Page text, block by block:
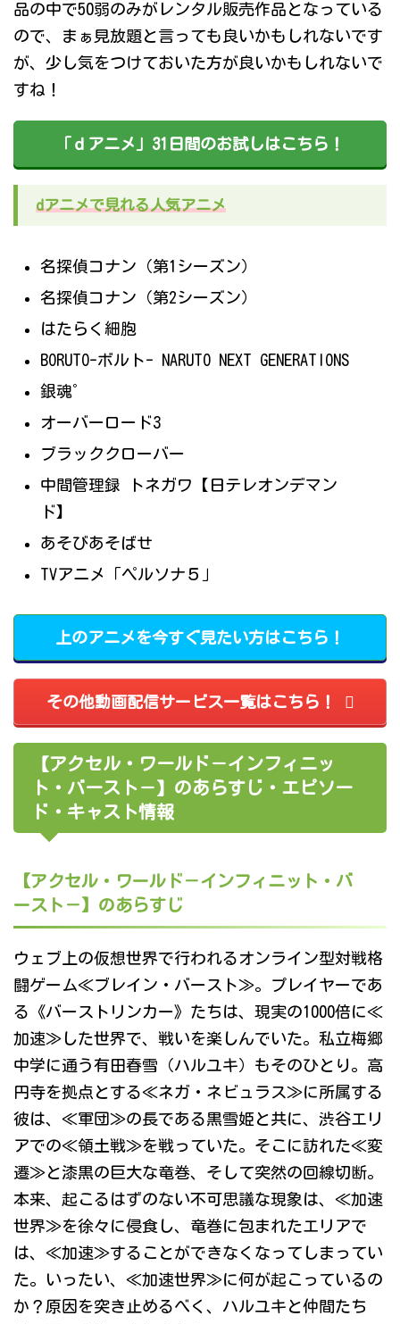
品の中で50弱のみがレンタル販売作品となっている
ので、まぁ見放題と言っても良いかもしれないです
が、少し気をつけておいた方が良いかもしれないで
すね！
「ｄアニメ」31日間のお試しはこちら！
dアニメで見れる人気アニメ
名探偵コナン（第1シーズン）
名探偵コナン（第2シーズン）
はたらく細胞
BORUTO-ボルト- NARUTO NEXT GENERATIONS
銀魂゜
オーバーロード3
ブラッククローバー
中間管理録 トネガワ【日テレオンデマン
ド】
あそびあそばせ
TVアニメ「ペルソナ５」
上のアニメを今すぐ見たい方はこちら！
その他動画配信サービス一覧はこちら！
【アクセル・ワールド－インフィニッ
ト・バースト－】のあらすじ・エピソー
ド・キャスト情報
【アクセル・ワールド－インフィニット・バ
ースト－】のあらすじ
ウェブ上の仮想世界で行われるオンライン型対戦格
闘ゲーム≪ブレイン・バースト≫。プレイヤーであ
る《バーストリンカー》たちは、現実の1000倍に≪
加速≫した世界で、戦いを楽しんでいた。私立梅郷
中学に通う有田春雪（ハルユキ）もそのひとり。高
円寺を拠点とする≪ネガ・ネビュラス≫に所属する
彼は、≪軍団≫の長である黒雪姫と共に、渋谷エリ
アでの≪領土戦≫を戦っていた。そこに訪れた≪変
遷≫と漆黒の巨大な竜巻、そして突然の回線切断。
本来、起こるはずのない不可思議な現象は、≪加速
世界≫を徐々に侵食し、竜巻に包まれたエリアで
は、≪加速≫することができなくなってしまってい
た。いったい、≪加速世界≫に何が起こっているの
か？原因を突き止めるべく、ハルユキと仲間たち